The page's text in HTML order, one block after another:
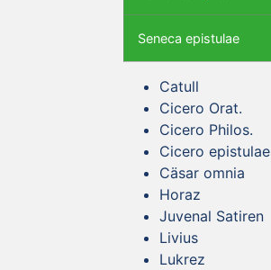
Seneca epistulae
Catull
Cicero Orat.
Cicero Philos.
Cicero epistulae
Cäsar omnia
Horaz
Juvenal Satiren
Livius
Lukrez